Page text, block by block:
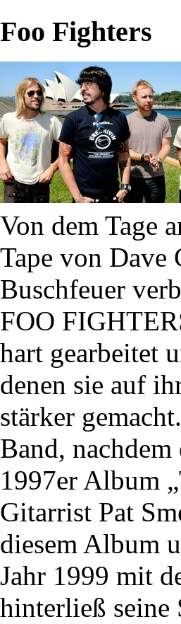
Foo Fighters
Von dem Tage
Tape von Dave
Buschfeuer
FOO
hart gearbeitet
denen sie auf
stärker
Band,
1997er Album
Gitarrist Pat
diesem Album
Jahr 1999 mit
hinterließ seine